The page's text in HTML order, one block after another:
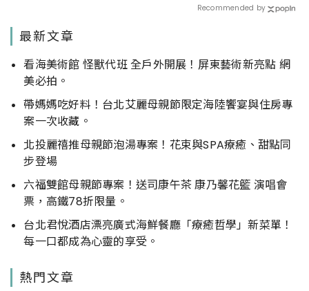
Recommended by
最新文章
看海美術館 怪獸代班 全戶外開展！屏東藝術新亮點 網
美必拍。
帶媽媽吃好料！台北艾麗母親節限定海陸饗宴與住房專
案一次收藏。
北投麗禧推母親節泡湯專案！花束與SPA療癒、甜點同
步登場
六福雙館母親節專案！送司康午茶 康乃馨花籃 演唱會
票，高鐵78折限量。
台北君悅酒店漂亮廣式海鮮餐廳「療癒哲學」新菜單！
每一口都成為心靈的享受。
熱門文章